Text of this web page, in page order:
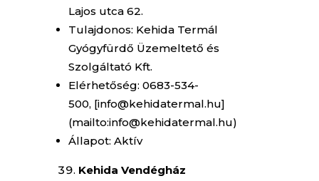
Lajos utca 62.
Tulajdonos: Kehida Termál
Gyógyfürdő Üzemeltető és
Szolgáltató Kft.
Elérhetőség: 0683-534-
500, [info@kehidatermal.hu]
(mailto:info@kehidatermal.hu)
Állapot: Aktív
Kehida Vendégház